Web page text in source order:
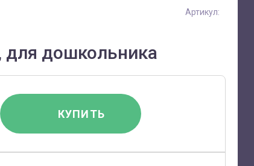
Артикул:
для дошкольника
КУПИТЬ